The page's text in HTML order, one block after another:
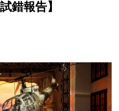
錯報告】